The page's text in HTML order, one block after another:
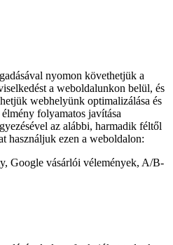
nyomon követhetjük a
a weboldalunkon belül, és
webhelyünk optimalizálása és
folyamatos javítása
az alábbi, harmadik féltől
használjuk ezen a weboldalon:
Google vásárlói vélemények, A/B-